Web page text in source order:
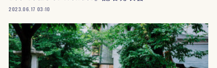
2023.06.17 03:10